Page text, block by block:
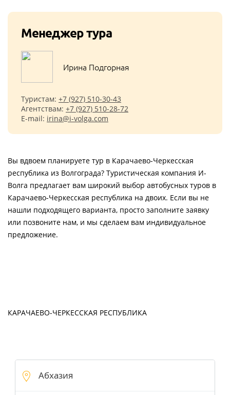
Менеджер тура
Ирина Подгорная
Туристам: +7 (927) 510-30-43
Агентствам: +7 (927) 510-28-72
E-mail: irina@i-volga.com
Вы вдвоем планируете тур в Карачаево-Черкесская
республика из Волгограда? Туристическая компания И-
Волга предлагает вам широкий выбор автобусных туров в
Карачаево-Черкесская республика на двоих. Если вы не
нашли подходящего варианта, просто заполните заявку
или позвоните нам, и мы сделаем вам индивидуальное
предложение.
КАРАЧАЕВО-ЧЕРКЕССКАЯ РЕСПУБЛИКА